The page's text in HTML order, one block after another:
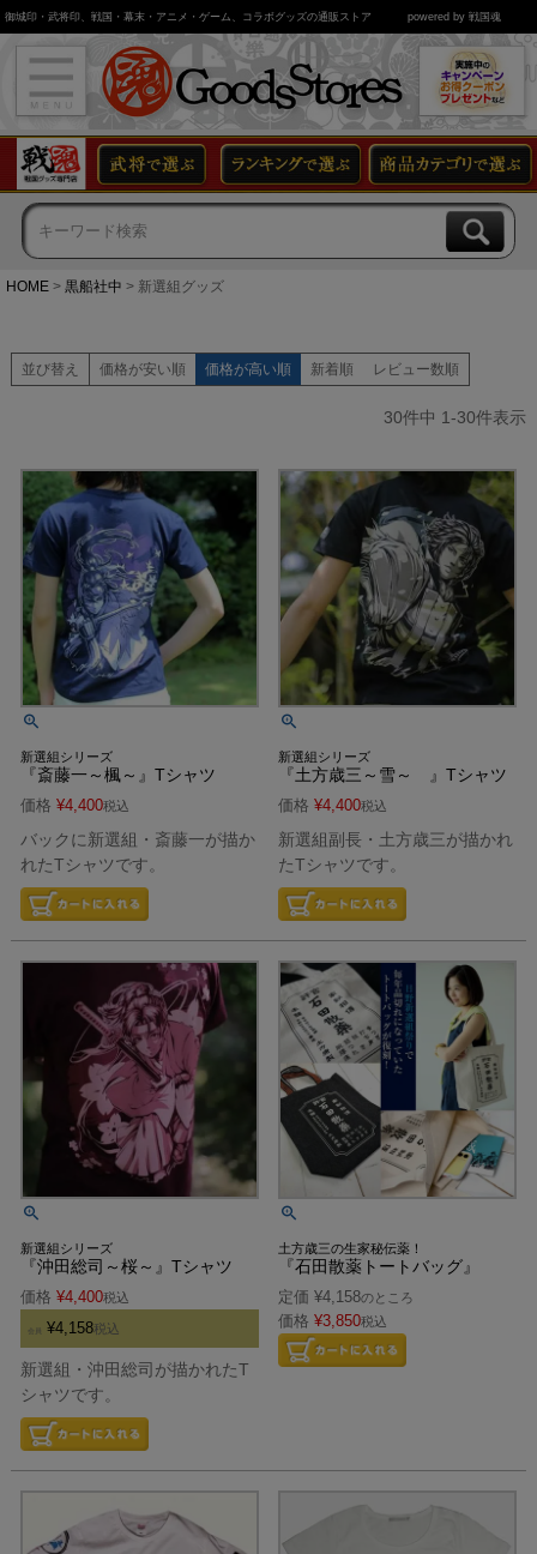
御城印・武将印、戦国・幕末・アニメ・ゲーム、コラボグッズの通販ストア powered by 戦国魂
HOME 黒船社中 新選組グッズ
並び替え 価格が安い順 価格が高い順 新着順 レビュー数順
30件中 1-30件表示
新選組シリーズ
『斎藤一～楓～』Tシャツ
価格 ¥4,400税込
バックに新選組・斎藤一が描か
れたTシャツです。
新選組シリーズ
『土方歳三～雪～ 』Tシャツ
価格 ¥4,400税込
新選組副長・土方歳三が描かれ
たTシャツです。
新選組シリーズ
『沖田総司～桜～』Tシャツ
価格 ¥4,400税込
会員 ¥4,158税込
新選組・沖田総司が描かれたT
シャツです。
土方歳三の生家秘伝薬！
『石田散薬トートバッグ』
定価 ¥4,158のところ
価格 ¥3,850税込